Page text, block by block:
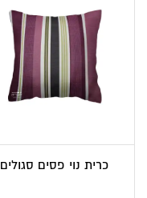
כרית נוי פסים סגולים